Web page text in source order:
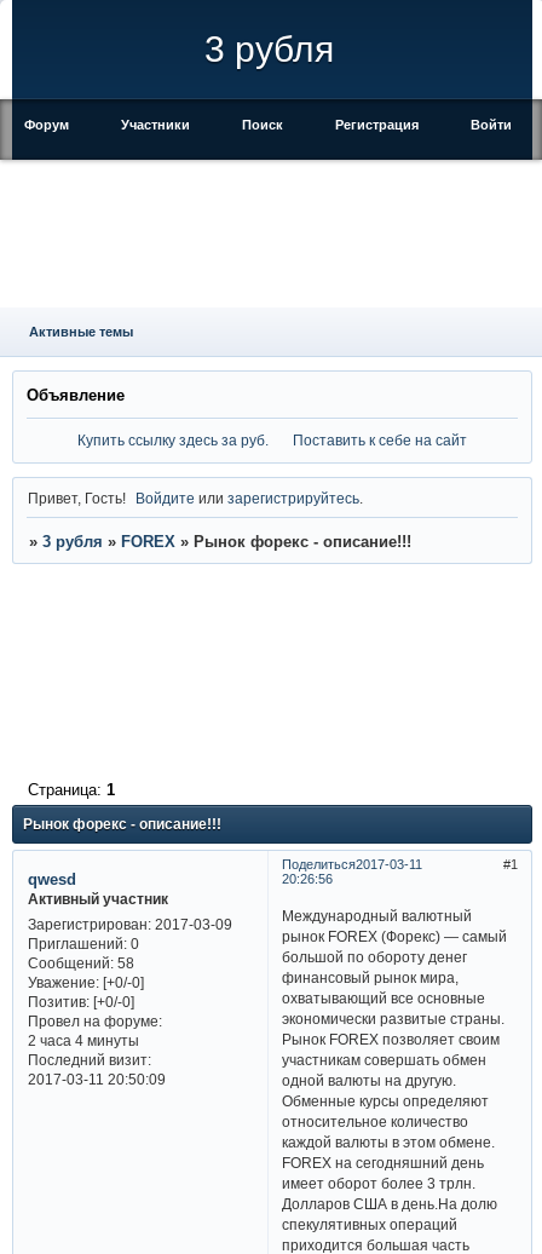
3 рубля
Форум Участники Поиск Регистрация Войти
Активные темы
Объявление
Купить ссылку здесь заруб. Поставить к себе на сайт
Привет, Гость! Войдите илизарегистрируйтесь
» 3 рубля » FOREX » Рынок форекс - описание!!!
Рынок форекс - описание!!!
Страница: 1
Поделиться 1
2017-03-11
20:26:56
qwesd
Активный участник
Зарегистрирован: 2017-03-09
Приглашений:0
Сообщений:58
Уважение: [+0/-0]
Позитив: [+0/-0]
Провел на форуме:
2 часа 4 минуты
Последний визит:
2017-03-11 20:50:09
Международный валютный
рынок FOREX (Форекс) — самый
большой по обороту денег
финансовый рынок мира,
охватывающий все основные
экономически развитые страны.
Рынок FOREX позволяет своим
участникам совершать обмен
одной валюты на другую.
Обменные курсы определяют
относительное количество
каждой валюты в этом обмене.
FOREX на сегодняшний день
имеет оборот более 3 трлн.
Долларов США в день.На долю
спекулятивных операций
приходится большая часть